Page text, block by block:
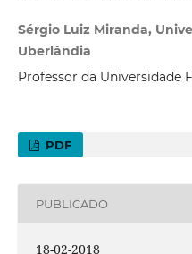
Sérgio Luiz Miranda,
Uberlândia
Professor da Universidade
PDF
PUBLICADO
18-02-2018